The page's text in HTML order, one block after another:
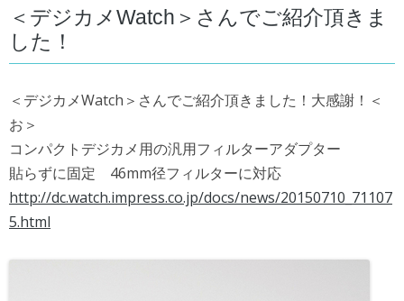
＜デジカメWatch＞さんでご紹介頂きま
した！
＜デジカメWatch＞さんでご紹介頂きました！大感謝！＜
お＞
コンパクトデジカメ用の汎用フィルターアダプター
貼らずに固定 46mm径フィルターに対応
http://dc.watch.impress.co.jp/docs/news/20150710_71107
5.html